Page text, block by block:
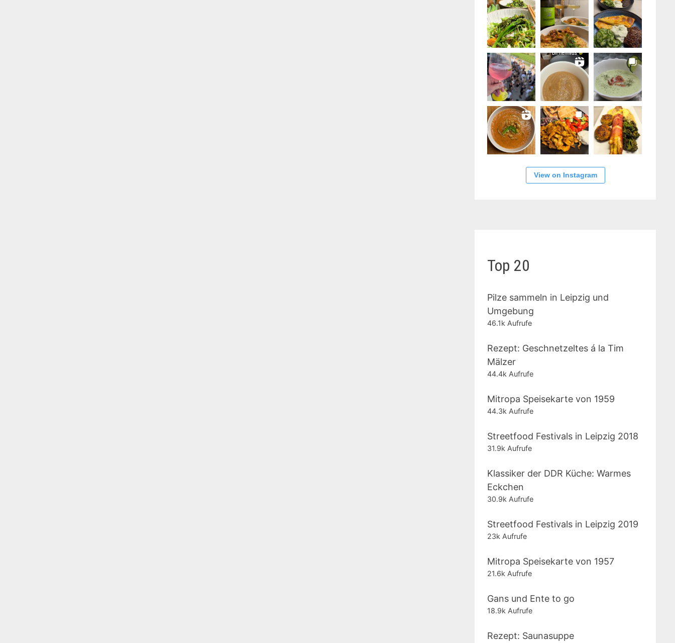
View on Instagram
Top 20
Pilze sammeln in Leipzig und
Umgebung
46.1k Aufrufe
Rezept: Geschnetzeltes á la Tim
Mälzer
44.4k Aufrufe
Mitropa Speisekarte von 1959
44.3k Aufrufe
Streetfood Festivals in Leipzig 2018
31.9k Aufrufe
Klassiker der DDR Küche: Warmes
Eckchen
30.9k Aufrufe
Streetfood Festivals in Leipzig 2019
23k Aufrufe
Mitropa Speisekarte von 1957
21.6k Aufrufe
Gans und Ente to go
18.9k Aufrufe
Rezept: Saunasuppe